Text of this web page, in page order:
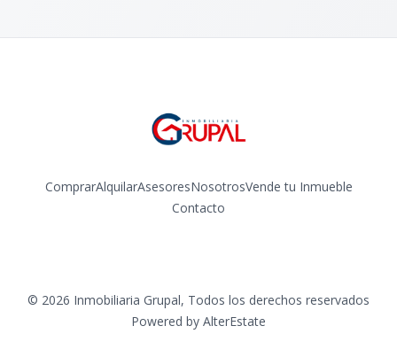
ComprarAlquilarAsesoresNosotrosVende tu Inmueble
Contacto
© 2026 Inmobiliaria Grupal, Todos los derechos reservados
Powered by AlterEstate